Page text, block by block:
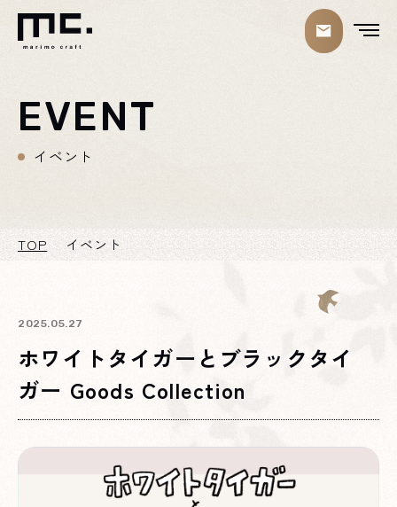
EVENT
イベント
TOP イベント
2025.05.27
ホワイトタイガーとブラックタイ
ガー Goods Collection